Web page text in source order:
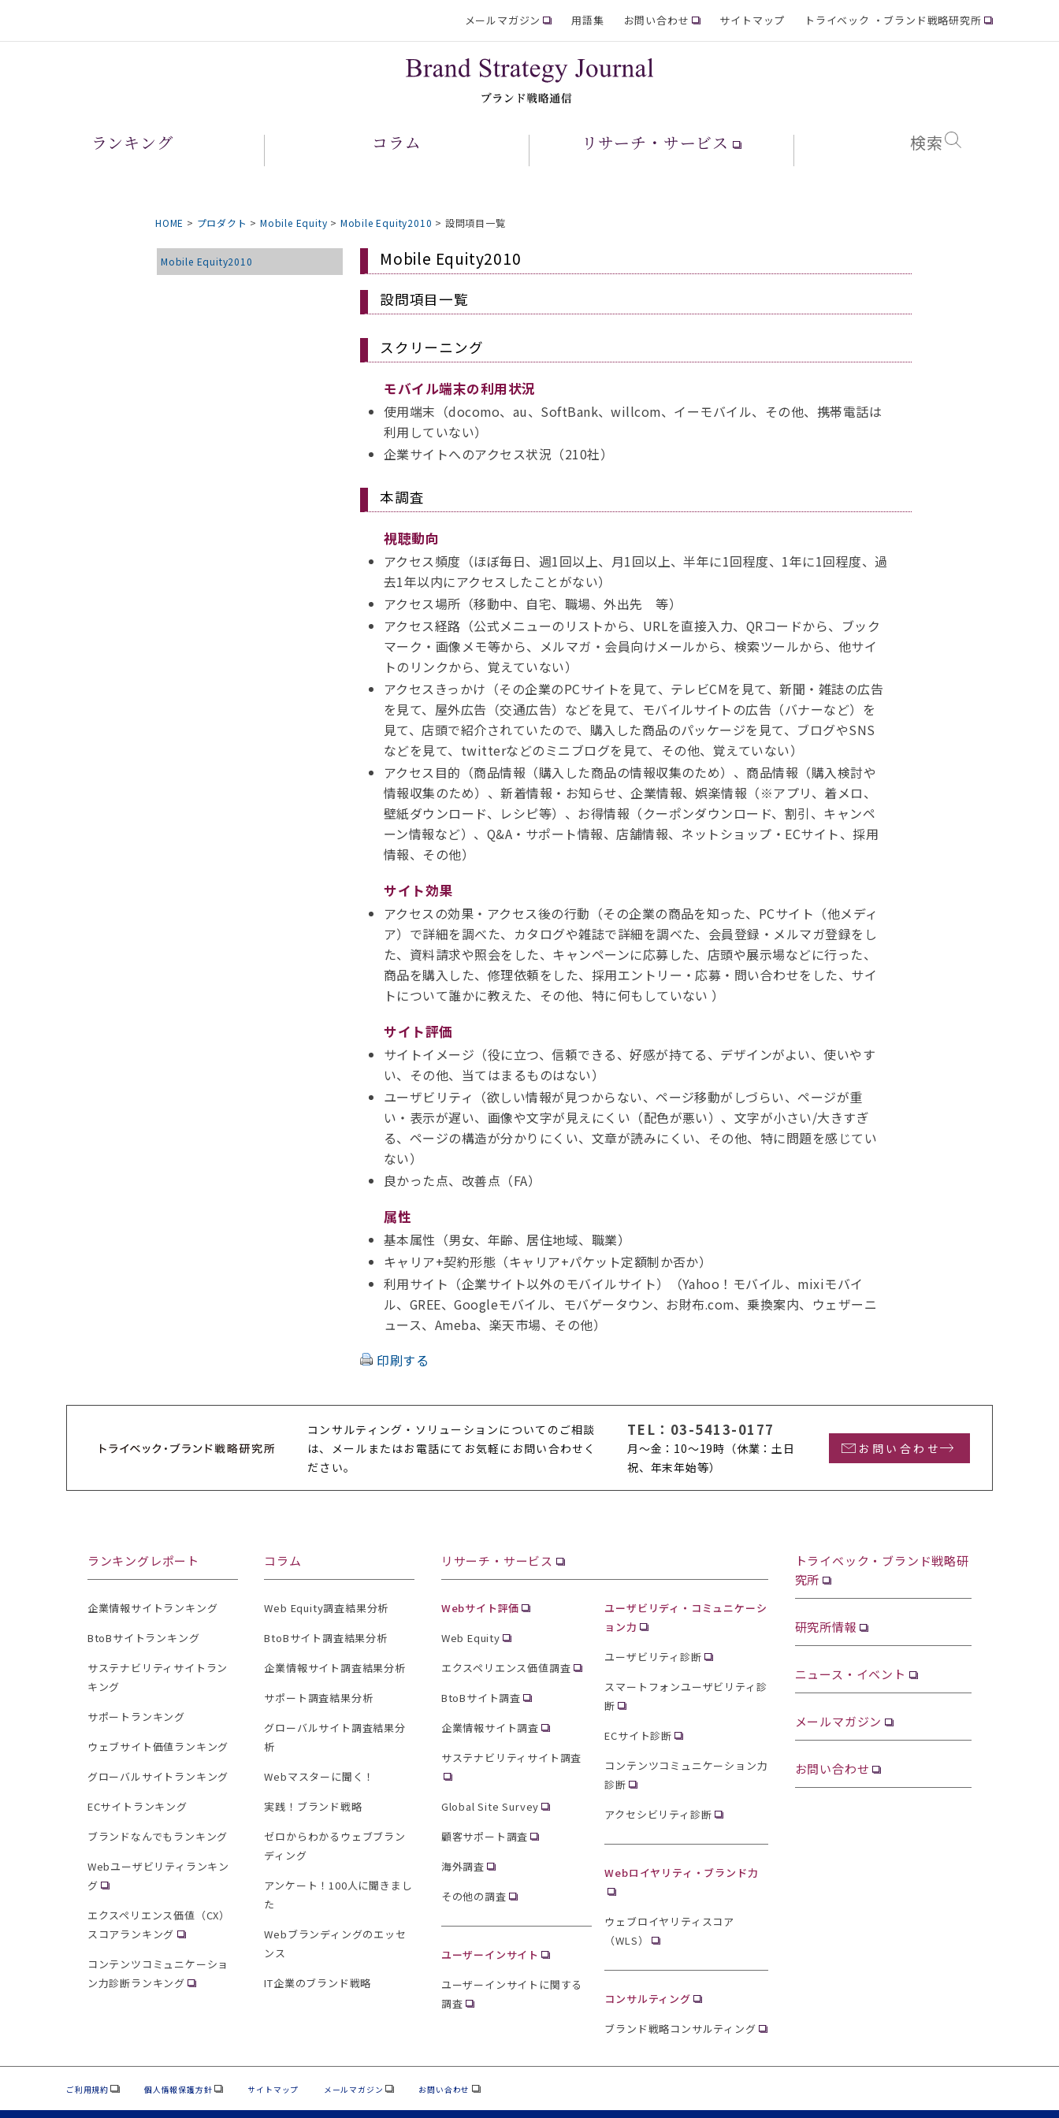
メールマガジン 用語集 お問い合わせ サイトマップ トライベック ・ブランド戦略研究所
ランキング コラム リサーチ・サービス 検索
HOME > プロダクト >Mobile Equity > Mobile Equity2010 > 設問項目一覧
Mobile Equity2010 Mobile Equity2010
設問項目一覧
スクリーニング
モバイル端末の利用状況
使用端末（docomo、au、SoftBank、willcom、イーモバイル、その他、携帯電話は
利用していない）
企業サイトへのアクセス状況（210社）
本調査
視聴動向
アクセス頻度（ほぼ毎日、週1回以上、月1回以上、半年に1回程度、1年に1回程度、過
去1年以内にアクセスしたことがない）
アクセス場所（移動中、自宅、職場、外出先 等）
アクセス経路（公式メニューのリストから、URLを直接入力、QRコードから、ブック
マーク・画像メモ等から、メルマガ・会員向けメールから、検索ツールから、他サイ
トのリンクから、覚えていない）
アクセスきっかけ（その企業のPCサイトを見て、テレビCMを見て、新聞・雑誌の広告
を見て、屋外広告（交通広告）などを見て、モバイルサイトの広告（バナーなど）を
見て、店頭で紹介されていたので、購入した商品のパッケージを見て、ブログやSNS
などを見て、twitterなどのミニブログを見て、その他、覚えていない）
アクセス目的（商品情報（購入した商品の情報収集のため）、商品情報（購入検討や
情報収集のため）、新着情報・お知らせ、企業情報、娯楽情報（※アプリ、着メロ、
壁紙ダウンロード、レシピ等）、お得情報（クーポンダウンロード、割引、キャンペ
ーン情報など）、Q&A・サポート情報、店舗情報、ネットショップ・ECサイト、採用
情報、その他）
サイト効果
アクセスの効果・アクセス後の行動（その企業の商品を知った、PCサイト（他メディ
ア）で詳細を調べた、カタログや雑誌で詳細を調べた、会員登録・メルマガ登録をし
た、資料請求や照会をした、キャンペーンに応募した、店頭や展示場などに行った、
商品を購入した、修理依頼をした、採用エントリー・応募・問い合わせをした、サイ
トについて誰かに教えた、その他、特に何もしていない ）
サイト評価
サイトイメージ（役に立つ、信頼できる、好感が持てる、デザインがよい、使いやす
い、その他、当てはまるものはない）
ユーザビリティ（欲しい情報が見つからない、ページ移動がしづらい、ページが重
い・表示が遅い、画像や文字が見えにくい（配色が悪い）、文字が小さい/大きすぎ
る、ページの構造が分かりにくい、文章が読みにくい、その他、特に問題を感じてい
ない）
良かった点、改善点（FA）
属性
基本属性（男女、年齢、居住地域、職業）
キャリア+契約形態（キャリア+パケット定額制か否か）
利用サイト（企業サイト以外のモバイルサイト）（Yahoo！モバイル、mixiモバイ
ル、GREE、Googleモバイル、モバゲータウン、お財布.com、乗換案内、ウェザーニ
ュース、Ameba、楽天市場、その他）
印刷する
コンサルティング・ソリューションについてのご相談
は、メールまたはお電話にてお気軽にお問い合わせく
ださい。
TEL： 03-5413-0177
月〜金：10〜19時 （休業：土日
祝、年末年始等）
お問い合わせ
ランキングレポート
企業情報サイトランキング
BtoBサイトランキング
サステナビリティサイトラン
キング
サポートランキング
ウェブサイト価値ランキング
グローバルサイトランキング
ECサイトランキング
ブランドなんでもランキング
Webユーザビリティランキン
グ
エクスペリエンス価値（CX）
スコアランキング
コンテンツコミュニケーショ
ン力診断ランキング
コラム
Web Equity調査結果分析
BtoBサイト調査結果分析
企業情報サイト調査結果分析
サポート調査結果分析
グローバルサイト調査結果分
析
Webマスターに聞く！
実践！ブランド戦略
ゼロからわかるウェブブラン
ディング
アンケート！100人に聞きまし
た
Webブランディングのエッセ
ンス
IT企業のブランド戦略
リサーチ・サービス
Webサイト評価
Web Equity
エクスペリエンス価値調査
BtoBサイト調査
企業情報サイト調査
サステナビリティサイト調査
Global Site Survey
顧客サポート調査
海外調査
その他の調査
ユーザーインサイト
ユーザーインサイトに関する
調査
ユーザビリディ・コミュニケーシ
ョン力
ユーザビリティ診断
スマートフォンユーザビリティ診
断
ECサイト診断
コンテンツコミュニケーション力
診断
アクセシビリティ診断
Webロイヤリティ・ブランド力
ウェブロイヤリティスコア
（WLS）
コンサルティング
ブランド戦略コンサルティング
トライベック・ブランド戦略研
究所
研究所情報
ニュース・イベント
メールマガジン
お問い合わせ
ご利用規約 個人情報保護方針 サイトマップ メールマガジン お問い合わせ